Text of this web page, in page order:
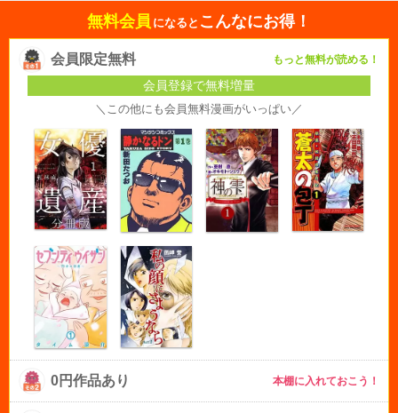
無料会員 になると こんなにお得！
会員限定無料 もっと無料が読める！
会員登録で無料増量
＼この他にも会員無料漫画がいっぱい／
0円作品あり 本棚に入れておこう！